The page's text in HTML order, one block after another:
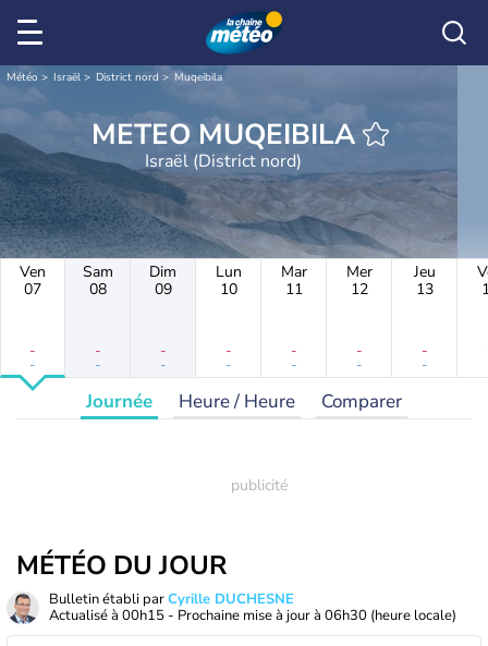
Météo Israël District nord Muqeibila
METEO MUQEIBILA
Israël (District nord)
Ven
07
-
-
Sam
08
-
-
Dim
09
-
-
Lun
10
-
-
Mar
11
-
-
Mer
12
-
-
Jeu
13
-
-
Journée Heure / Heure Comparer
MÉTÉO DU JOUR
Bulletin établi parCyrille DUCHESNE
Actualisé à 00h15 - Prochaine mise à jour à 06h30 (heure locale)